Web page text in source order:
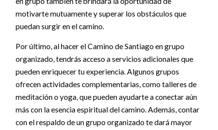
motivarte mutuamente y superar los obstáculos que
puedan surgir en el camino.
Por último, al hacer el Camino de Santiago en grupo
organizado, tendrás acceso a servicios adicionales que
pueden enriquecer tu experiencia. Algunos grupos
ofrecen actividades complementarias, como talleres de
meditación o yoga, que pueden ayudarte a conectar aún
más con la esencia espiritual del camino. Además, contar
con el respaldo de un grupo organizado te dará mayor